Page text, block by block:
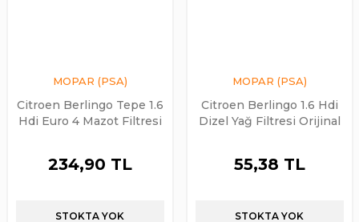
MOPAR (PSA)
Citroen Berlingo Tepe 1.6
Hdi Euro 4 Mazot Filtresi
234,90 TL
STOKTA YOK
MOPAR (PSA)
Citroen Berlingo 1.6 Hdi
Dizel Yağ Filtresi Orijinal
55,38 TL
STOKTA YOK